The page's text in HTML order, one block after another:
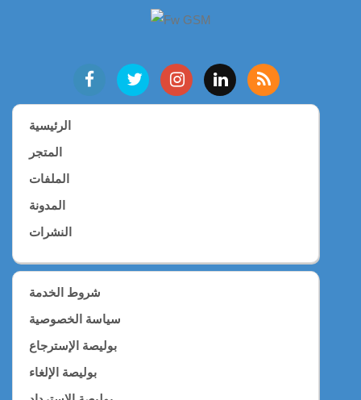
الرئيسية
المتجر
الملفات
المدونة
النشرات
شروط الخدمة
سياسة الخصوصية
بوليصة الإسترجاع
بوليصة الإلغاء